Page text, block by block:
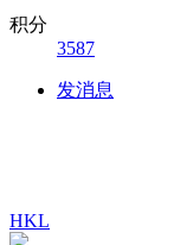
积分
3587
发消息
HKL